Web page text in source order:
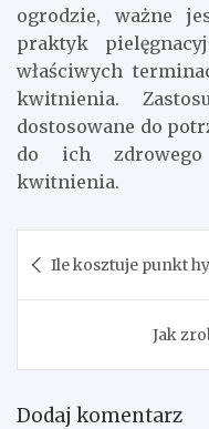
ogrodzie, ważne
praktyk
właściwych
kwitnienia.
dostosowane do
do ich
kwitnienia.
wpisu
Ile kosztuje punkt
Jak
Dodaj komentarz